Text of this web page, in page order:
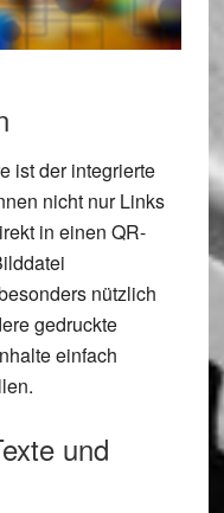
ist der integrierte
nicht nur Links
in einen QR-
nützlich
gedruckte
einfach
und